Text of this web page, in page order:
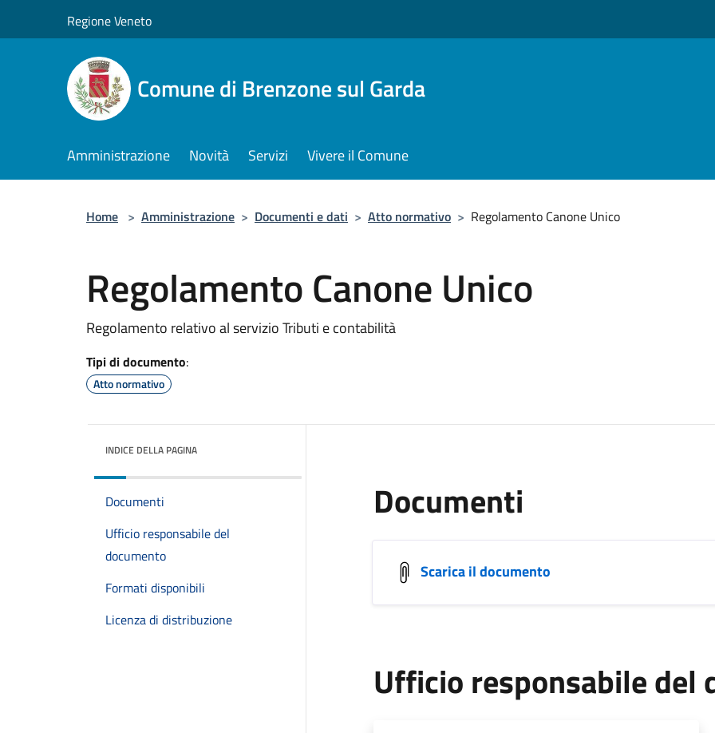
Regione Veneto
Comune di Brenzone sul Garda
Amministrazione Novità Servizi Vivere il Comune
Home > Amministrazione > Documenti e dati > Atto normativo > Regolamento Canone Unico
Regolamento Canone Unico
Regolamento relativo al servizio Tributi e contabilità
Tipi di documento:
Atto normativo
INDICE DELLA PAGINA
Documenti
Ufficio responsabile del
documento
Formati disponibili
Licenza di distribuzione
Documenti
Scarica il documento
Ufficio responsabile del